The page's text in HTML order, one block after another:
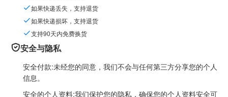
如果快递丢失，支持退货
如果快递损坏，支持退货
支持90天内免费换货
安全与隐私
安全付款:未经您的同意，我们不会与任何第三方分享您的个人
信息。
安全的个人资料:我们保护您的隐私，确保您的个人资料安全可